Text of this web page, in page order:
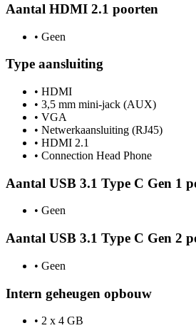
Aantal HDMI 2.1 poorten
• Geen
Type aansluiting
• HDMI
• 3,5 mm mini-jack (AUX)
• VGA
• Netwerkaansluiting (RJ45)
• HDMI 2.1
• Connection Head Phone
Aantal USB 3.1 Type C Gen 1
• Geen
Aantal USB 3.1 Type C Gen 2
• Geen
Intern geheugen opbouw
• 2 x 4 GB